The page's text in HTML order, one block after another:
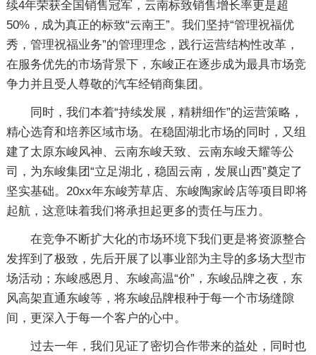
续4年荣获全国销售冠军，云南标致销售增长率更是超
50%，成为真正的标致“云南王”。我们坚持“管理祝福优
秀，管理祝福业务”的管理理念，践行运营结构性改革，
在服务优先的市场背景下，东峻正在逐步成为最具市场竞
争力并且受人尊敬的汽车经销商集团。
同时，我们本着“持续发展，精耕细作”的运营策略，
精心选育和培养区域市场。在稳固湖北市场的同时，又组
建了太原东峻风神、云南东峻天致、云南东峻天耀等公
司，为东峻集团“立足湖北，稳固云南，发展山西”奠定了
坚实基础。20xx年东峻芳草店、东峻陶家岭店等项目即将
起航，这意味着我们将承担起更多的责任与压力。
在竞争不断扩大化的市场环境下我们更是将资源整合
发挥到了极致，先后开展了以事业部为主导的多场大型市
场活动；东峻感恩月、东峻高温“价”，东峻品牌之夜，东
风高架直通东峻等，将东峻品牌根种于每一个市场缝隙
间，更深入于每一个客户的心中。
过去一年，我们见证了密切合作带来的益处，同时也